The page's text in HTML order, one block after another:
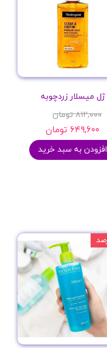
ژل میسلار زردچوبه
۸۱۲,۰۰۰ تومان
۶۴۹,۶۰۰ تومان
افزودن به سبد خرید